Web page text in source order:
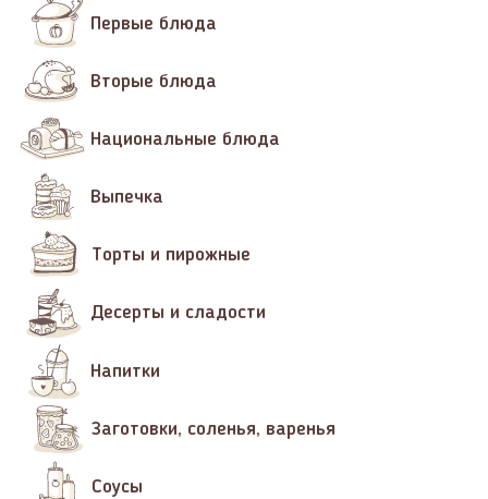
Первые блюда
Вторые блюда
Национальные блюда
Выпечка
Торты и пирожные
Десерты и сладости
Напитки
Заготовки, соленья, варенья
Соусы